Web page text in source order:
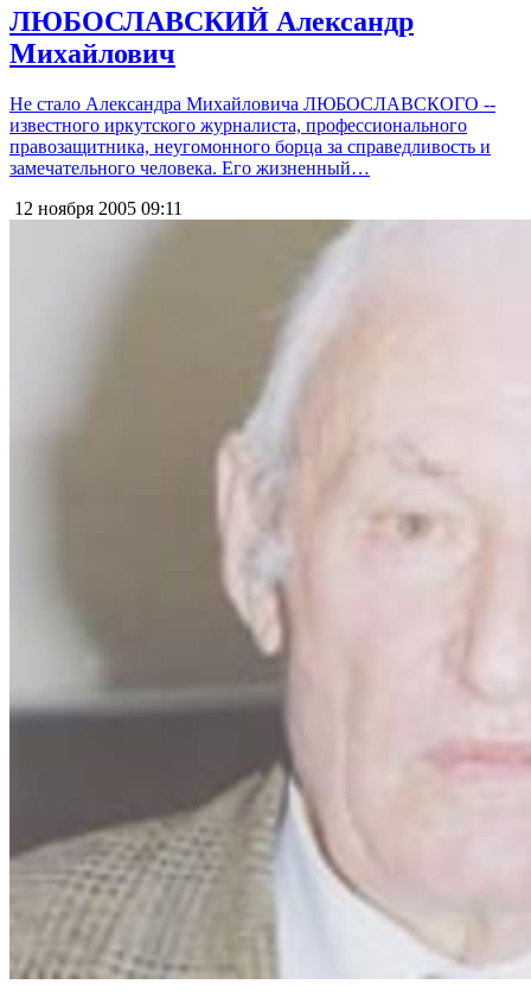
ЛЮБОСЛАВСКИЙ Александр
Михайлович
Не стало Александра Михайловича ЛЮБОСЛАВСКОГО --
известного иркутского журналиста, профессионального
правозащитника, неугомонного борца за справедливость и
замечательного человека. Его жизненный…
12 ноября 2005 09:11